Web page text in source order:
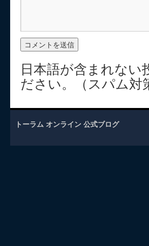
日本語が含まれな
ださい。（スパム対
トーラム オンライン 公式ブログ